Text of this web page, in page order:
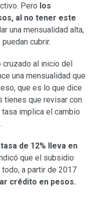
Pero los
al no tener este
una mensualidad alta,
cubrir.
al inicio del
una mensualidad que
que es lo que dice
tienes que revisar con
implica el cambio
de 12% lleva en
que el subsidio
a partir de 2017
crédito en pesos.